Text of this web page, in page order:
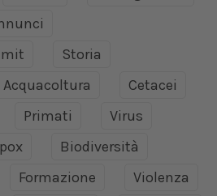
Storia
Acquacoltura
Cetacei
Primati
Virus
Biodiversità
Formazione
Violenza